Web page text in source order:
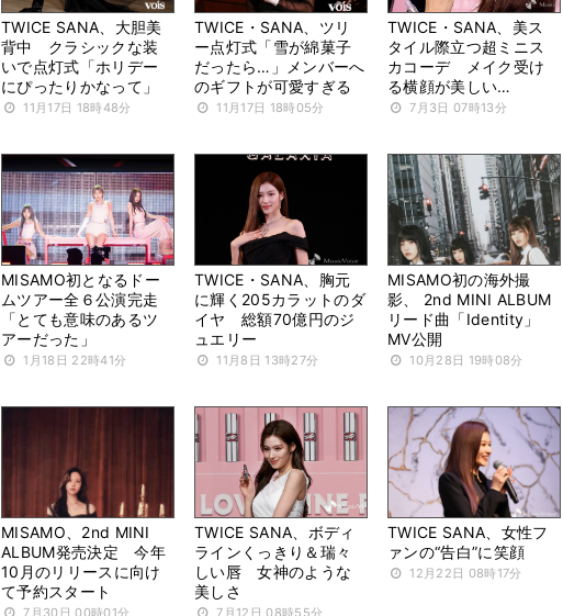
TWICE SANA、大胆美
背中 クラシックな装
いで点灯式「ホリデー
にぴったりかなって」
11月17日 18時48分
TWICE・SANA、ツリ
ー点灯式「雪が綿菓子
だったら…」メンバーへ
のギフトが可愛すぎる
11月17日 18時05分
TWICE・SANA、美ス
タイル際立つ超ミニス
カコーデ メイク受け
る横顔が美しい…
7月3日 07時13分
MISAMO初となるドー
ムツアー全６公演完走
「とても意味のあるツ
アーだった」
1月18日 22時41分
TWICE・SANA、胸元
に輝く205カラットのダ
イヤ 総額70億円のジ
ュエリー
11月8日 13時27分
MISAMO初の海外撮
影、 2nd MINI ALBUM
リード曲「Identity」
MV公開
10月28日 19時08分
MISAMO、2nd MINI
ALBUM発売決定 今年
10月のリリースに向け
て予約スタート
7月30日 00時01分
TWICE SANA、ボディ
ラインくっきり＆瑞々
しい唇 女神のような
美しさ
7月12日 08時55分
TWICE SANA、女性フ
ァンの“告白”に笑顔
12月22日 08時17分